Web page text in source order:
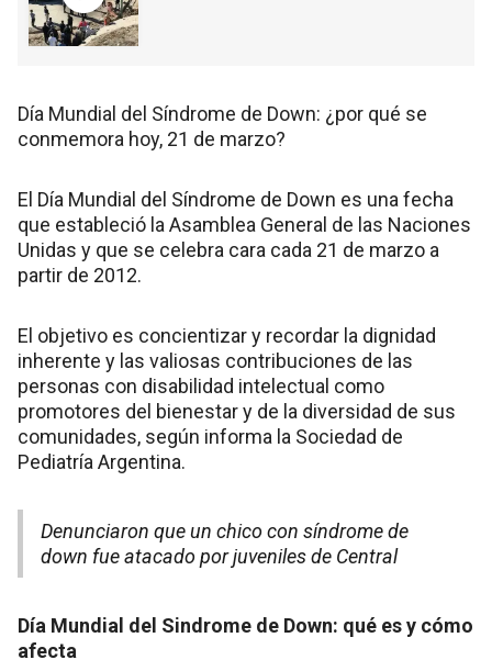
Día Mundial del Síndrome de Down: ¿por qué se
conmemora hoy, 21 de marzo?
El Día Mundial del Síndrome de Down es una fecha
que estableció la Asamblea General de las Naciones
Unidas y que se celebra cara cada 21 de marzo a
partir de 2012.
El objetivo es concientizar y recordar la dignidad
inherente y las valiosas contribuciones de las
personas con disabilidad intelectual como
promotores del bienestar y de la diversidad de sus
comunidades, según informa la Sociedad de
Pediatría Argentina.
Denunciaron que un chico con síndrome de
down fue atacado por juveniles de Central
Día Mundial del Sindrome de Down: qué es y cómo
afecta